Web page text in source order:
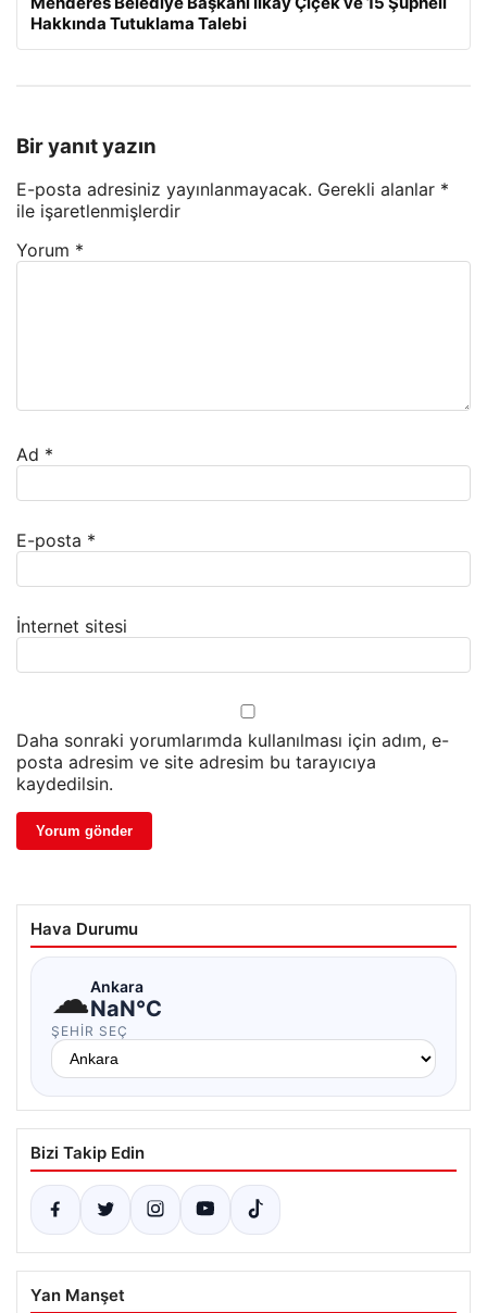
Hakkında Tutuklama Talebi
Bir yanıt yazın
E-posta adresiniz yayınlanmayacak. Gerekli alanlar *
ile işaretlenmişlerdir
Yorum *
Ad *
E-posta *
İnternet sitesi
Daha sonraki yorumlarımda kullanılması için adım, e-
posta adresim ve site adresim bu tarayıcıya
kaydedilsin.
Hava Durumu
☁Ankara
NaN°C
ŞEHIR SEÇ
Bizi Takip Edin
Yan Manşet